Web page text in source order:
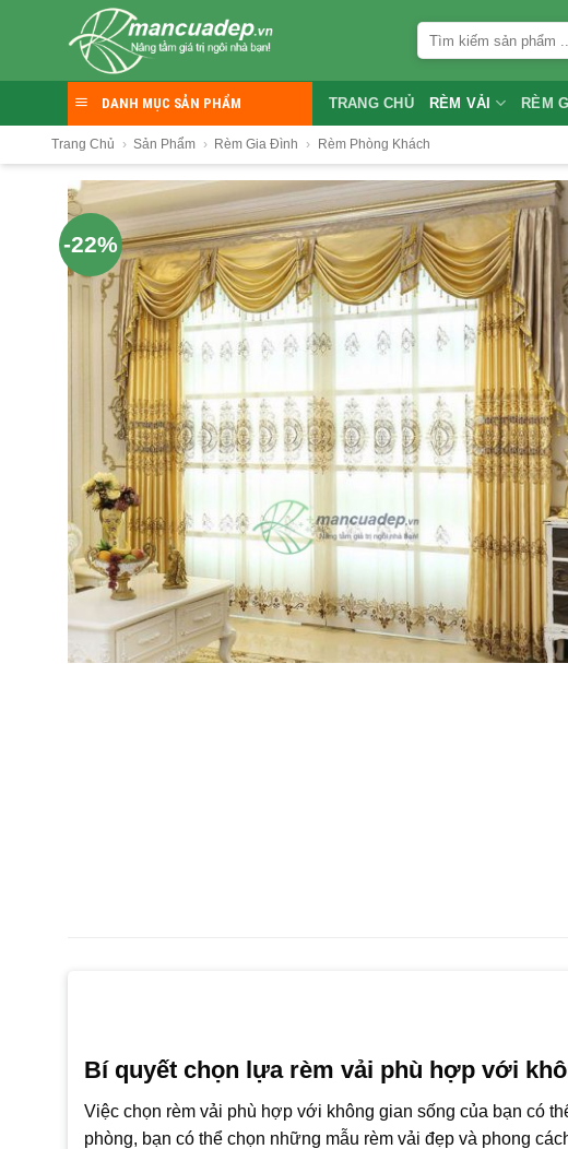
Tìm
kiếm:
DANH MỤC SẢN PHẨM TRANG CHỦ RÈM VẢI RÈM
Trang Chủ › Sản Phẩm › Rèm Gia Đình › Rèm Phòng Khách
-22%
Bí quyết chọn lựa rèm vải phù hợp với
Việc chọn rèm vải phù hợp với không gian sống của bạn có
phòng, bạn có thể chọn những mẫu rèm vải đẹp và phong